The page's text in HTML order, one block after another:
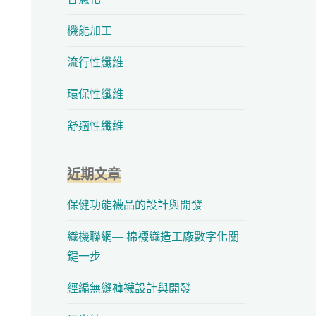
機能加工
流行性纖維
環保性纖維
舒適性纖維
近期文章
保健功能襪品的設計與開發
織機聯網— 棉襪織造工廠數字化關
鍵一步
經編無縫褲襪設計與開發